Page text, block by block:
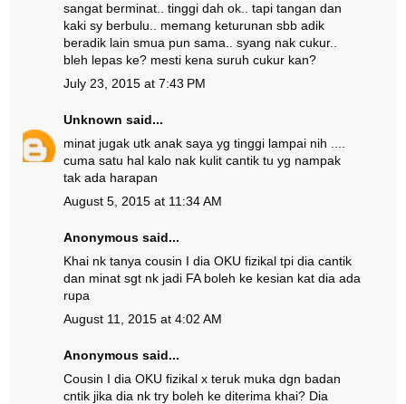
sangat berminat.. tinggi dah ok.. tapi tangan dan
kaki sy berbulu.. memang keturunan sbb adik
beradik lain smua pun sama.. syang nak cukur..
bleh lepas ke? mesti kena suruh cukur kan?
July 23, 2015 at 7:43 PM
Unknown said...
minat jugak utk anak saya yg tinggi lampai nih ....
cuma satu hal kalo nak kulit cantik tu yg nampak
tak ada harapan
August 5, 2015 at 11:34 AM
Anonymous said...
Khai nk tanya cousin I dia OKU fizikal tpi dia cantik
dan minat sgt nk jadi FA boleh ke kesian kat dia ada
rupa
August 11, 2015 at 4:02 AM
Anonymous said...
Cousin I dia OKU fizikal x teruk muka dgn badan
cntik jika dia nk try boleh ke diterima khai? Dia